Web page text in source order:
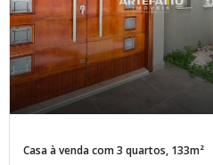
Casa à venda com 3 quartos, 133m²